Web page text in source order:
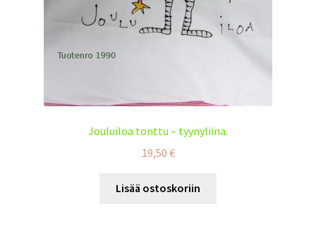
Jouluiloa tonttu – tyynyliina.
19,50 €
Lisää ostoskoriin